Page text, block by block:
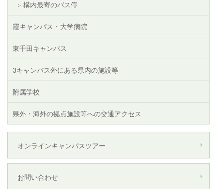
構内最寄のバス停
霞キャンパス・大学病院
東千田キャンパス
3キャンパス外にある県内の施設等
附属学校
県外・海外の拠点施設等への交通アクセス
オンラインキャンパスツアー
お問い合わせ